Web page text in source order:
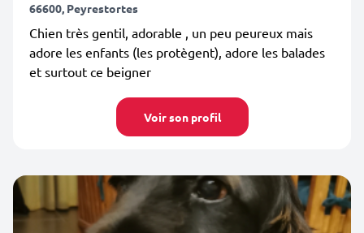
66600, Peyrestortes
Chien très gentil, adorable , un peu peureux mais
adore les enfants (les protègent), adore les balades
et surtout ce beigner
Voir son profil